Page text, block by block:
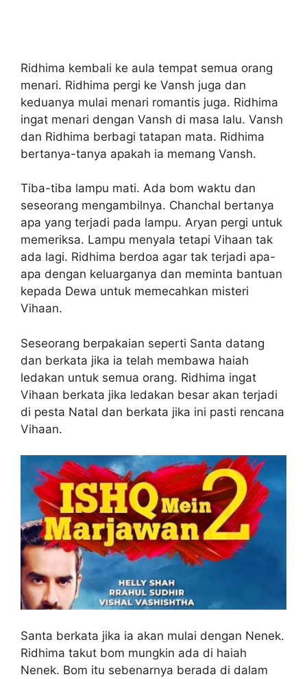
Ridhima kembali ke aula tempat semua orang
menari. Ridhima pergi ke Vansh juga dan
keduanya mulai menari romantis juga. Ridhima
ingat menari dengan Vansh di masa lalu. Vansh
dan Ridhima berbagi tatapan mata. Ridhima
bertanya-tanya apakah ia memang Vansh.
Tiba-tiba lampu mati. Ada bom waktu dan
seseorang mengambilnya. Chanchal bertanya
apa yang terjadi pada lampu. Aryan pergi untuk
memeriksa. Lampu menyala tetapi Vihaan tak
ada lagi. Ridhima berdoa agar tak terjadi apa-
apa dengan keluarganya dan meminta bantuan
kepada Dewa untuk memecahkan misteri
Vihaan.
Seseorang berpakaian seperti Santa datang
dan berkata jika ia telah membawa haiah
ledakan untuk semua orang. Ridhima ingat
Vihaan berkata jika ledakan besar akan terjadi
di pesta Natal dan berkata jika ini pasti rencana
Vihaan.
Santa berkata jika ia akan mulai dengan Nenek.
Ridhima takut bom mungkin ada di haiah
Nenek. Bom itu sebenarnya berada di dalam